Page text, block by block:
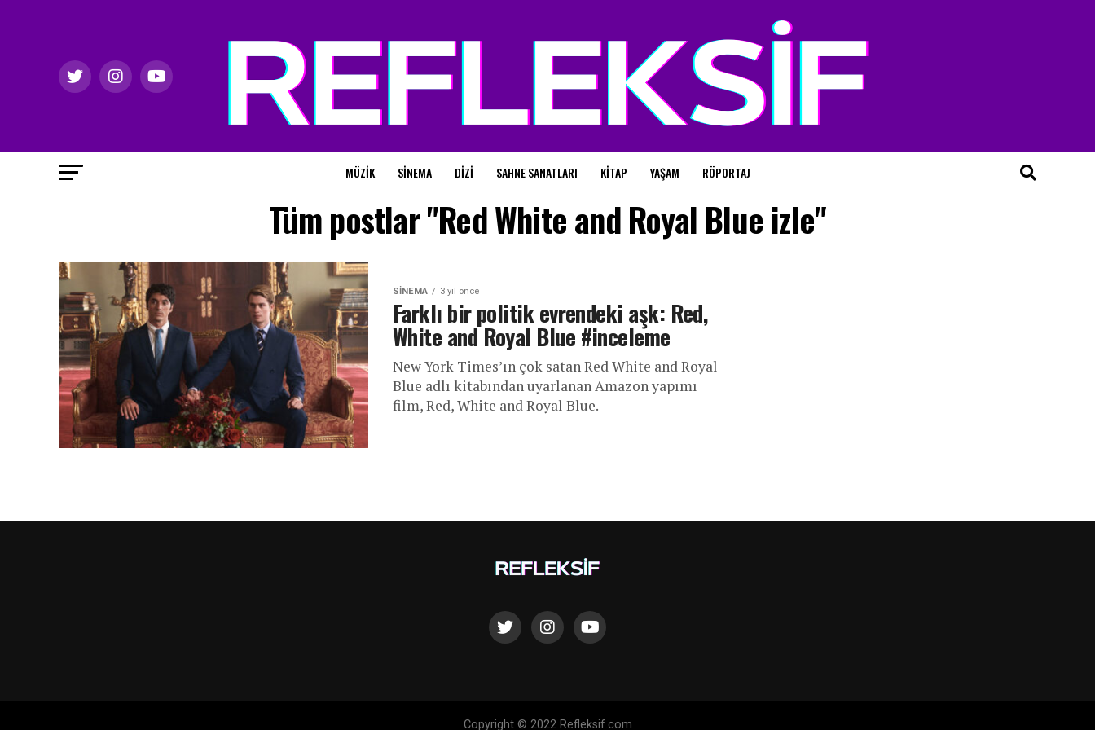
MÜZIK SINEMA DIZI SAHNE SANATLARI KITAP YAŞAM RÖPORTAJ
Tüm postlar "Red White and Royal Blue izle"
SINEMA 3 yıl önce
Farklı bir politik evrendeki aşk: Red,
White and Royal Blue #inceleme
New York Times’ın çok satan Red White and Royal
Blue adlı kitabından uyarlanan Amazon yapımı
film, Red, White and Royal Blue.
Copyright © 2022 Refleksif.com